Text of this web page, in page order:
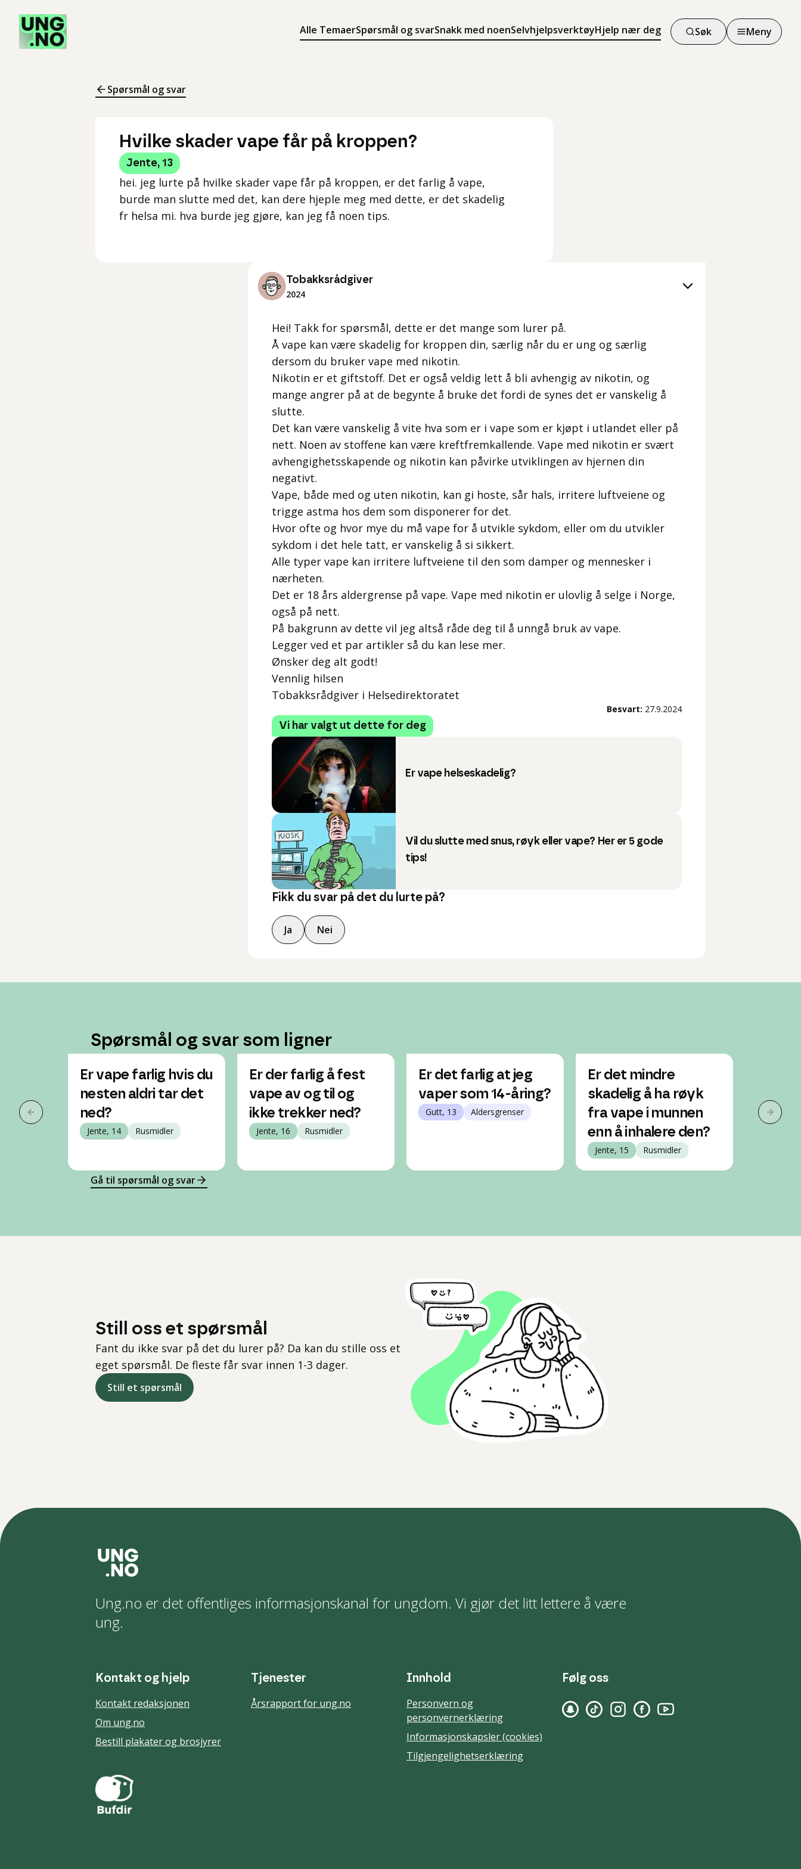
Alle TemaerSpørsmål og svarSnakk med noenSelvhjelpsverktøyHjelp nær deg
Søk
Søk
Meny
Meny
Spørsmål og svar
Hvilke skader vape får på kroppen?
Jente, 13
hei. jeg lurte på hvilke skader vape får på kroppen, er det farlig å vape,
burde man slutte med det, kan dere hjeple meg med dette, er det skadelig
fr helsa mi. hva burde jeg gjøre, kan jeg få noen tips.
Tobakksrådgiver
2024
Hei! Takk for spørsmål, dette er det mange som lurer på.
Å vape kan være skadelig for kroppen din, særlig når du er ung og særlig
dersom du bruker vape med nikotin.
Nikotin er et giftstoff. Det er også veldig lett å bli avhengig av nikotin, og
mange angrer på at de begynte å bruke det fordi de synes det er vanskelig å
slutte.
Det kan være vanskelig å vite hva som er i vape som er kjøpt i utlandet eller på
nett. Noen av stoffene kan være kreftfremkallende. Vape med nikotin er svært
avhengighetsskapende og nikotin kan påvirke utviklingen av hjernen din
negativt.
Vape, både med og uten nikotin, kan gi hoste, sår hals, irritere luftveiene og
trigge astma hos dem som disponerer for det.
Hvor ofte og hvor mye du må vape for å utvikle sykdom, eller om du utvikler
sykdom i det hele tatt, er vanskelig å si sikkert.
Alle typer vape kan irritere luftveiene til den som damper og mennesker i
nærheten.
Det er 18 års aldergrense på vape. Vape med nikotin er ulovlig å selge i Norge,
også på nett.
På bakgrunn av dette vil jeg altså råde deg til å unngå bruk av vape.
Legger ved et par artikler så du kan lese mer.
Ønsker deg alt godt!
Vennlig hilsen
Tobakksrådgiver i Helsedirektoratet
Besvart: 27.9.2024
Vi har valgt ut dette for deg
Er vape helseskadelig?
Vil du slutte med snus, røyk eller vape? Her er 5 gode
tips!
Fikk du svar på det du lurte på?
Ja Nei
Spørsmål og svar som ligner
Forrige slide
Er vape farlig hvis du
nesten aldri tar det
ned?
Jente, 14 Rusmidler
Er der farlig å fest
vape av og til og
ikke trekker ned?
Jente, 16 Rusmidler
Er det farlig at jeg
vaper som 14-åring?
Gutt, 13 Aldersgrenser
Er det mindre
skadelig å ha røyk
fra vape i munnen
enn å inhalere den?
Jente, 15 Rusmidler
Neste
Gå til spørsmål og svar
Still oss et spørsmål
Fant du ikke svar på det du lurer på? Da kan du stille oss et
eget spørsmål. De fleste får svar innen 1-3 dager.
Still et spørsmål
Ung.no er det offentliges informasjonskanal for ungdom. Vi gjør det litt lettere å være
ung.
Kontakt og hjelp
Kontakt redaksjonen
Om ung.no
Bestill plakater og brosjyrer
Tjenester
Årsrapport for ung.no
Innhold
Personvern og
personvernerklæring
Informasjonskapsler (cookies)
Tilgjengelighetserklæring
Følg oss